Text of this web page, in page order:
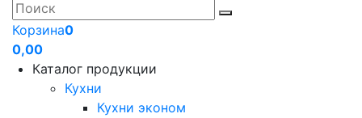
Корзина0
0,00
Каталог продукции
Кухни
Кухни эконом